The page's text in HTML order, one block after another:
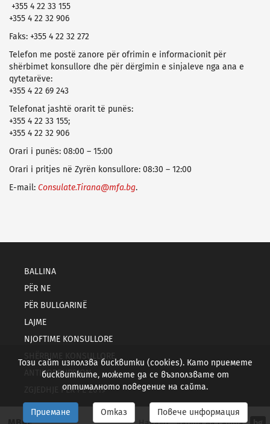
+355 4 22 33 155
+355 4 22 32 906
Faks: +355 4 22 32 272
Telefon me postë zanore për ofrimin e informacionit për
shërbimet konsullore dhe për dërgimin e sinjaleve nga ana e
qytetarëve:
+355 4 22 69 243
Telefonat jashtë orarit të punës:
+355 4 22 33 155;
+355 4 22 32 906
Orari i punës: 08:00 – 15:00
Orari i pritjes në Zyrën konsullore: 08:30 – 12:00
E-mail: Consulate.Tiranа@mfa.bg.
BALLINA
PËR NE
PËR BULLGARINË
LAJME
NJOFTIME KONSULLORE
SHËRBIME KONSULLORE
ANTIKORRUPSION
ZGJEDHJE PËR PE 2019
Този сайт използва бисквитки (cookies). Като приемете
бисквитките, можете да се възползвате от
оптималното поведение на сайта.
Приемане Отказ Повече информация